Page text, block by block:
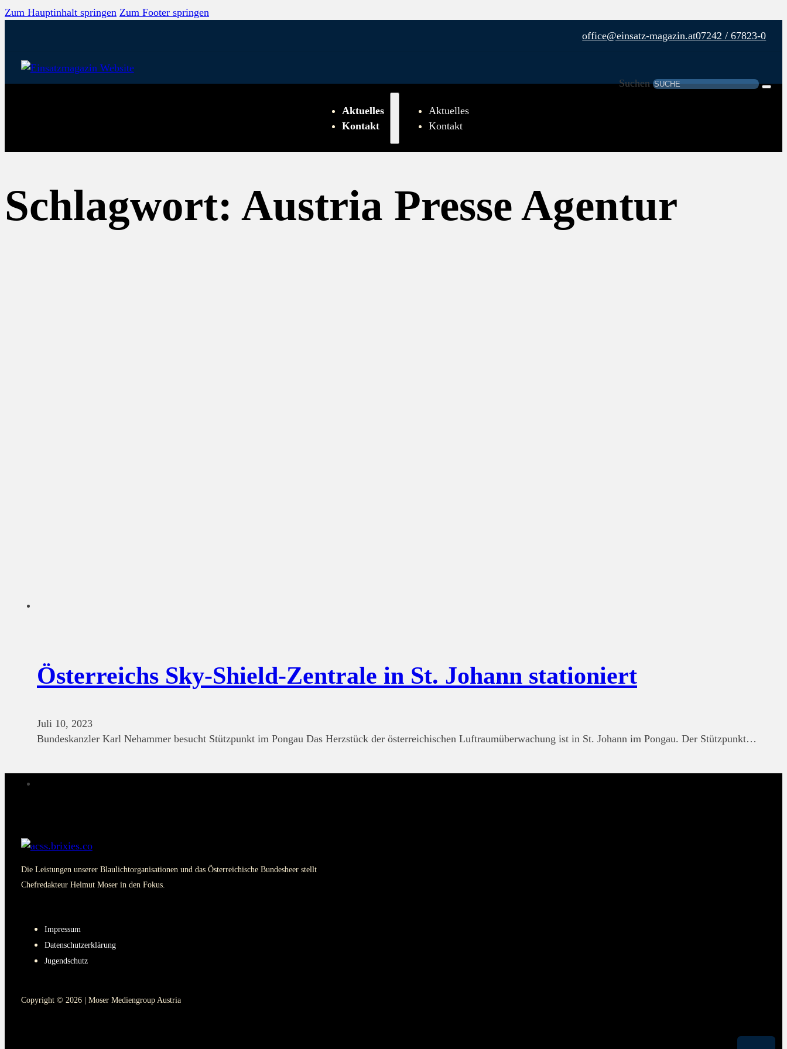
Zum Hauptinhalt springen Zum Footer springen
office@einsatz-magazin.at07242 / 67823-0
Suchen
Aktuelles
Kontakt
Aktuelles
Kontakt
Schlagwort: Austria Presse Agentur
Österreichs Sky-Shield-Zentrale in St. Johann stationiert
Juli 10, 2023
Bundeskanzler Karl Nehammer besucht Stützpunkt im Pongau Das Herzstück der österreichischen Luftraumüberwachung ist in St. Johann im Pongau. Der Stützpunkt…
Die Leistungen unserer Blaulichtorganisationen und das Österreichische Bundesheer stellt
Chefredakteur Helmut Moser in den Fokus.
Impressum
Datenschutzerklärung
Jugendschutz
Copyright © 2026 | Moser Mediengroup Austria